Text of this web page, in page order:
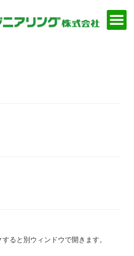
ると別ウィンドウで開きます。